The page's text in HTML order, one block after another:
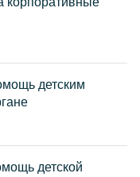
детским
детской